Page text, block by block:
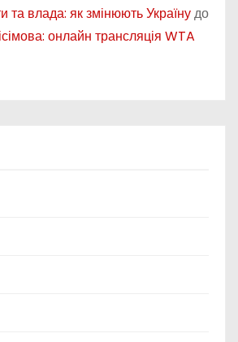
та влада: як змінюють Українудо
онлайн трансляція WTA